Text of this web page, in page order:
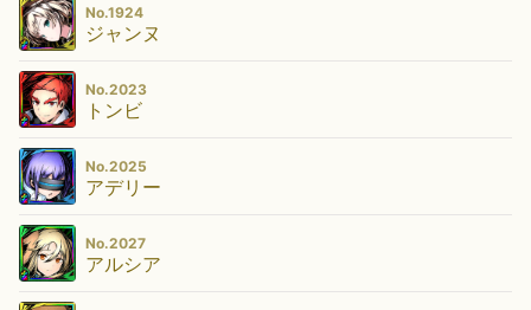
No.1924
ジャンヌ
No.2023
トンビ
No.2025
アデリー
No.2027
アルシア